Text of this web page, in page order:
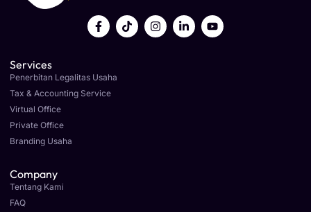
Services
Penerbitan Legalitas Usaha
Tax & Accounting Service
Virtual Office
Private Office
Branding Usaha
Company
Tentang Kami
FAQ